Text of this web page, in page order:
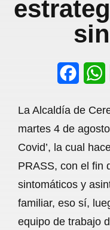
c
o
o
k
a
p
p
La Alcaldía de
martes 4 de
Covid’, la cual
PRASS, con el fin
sintomáticos y
familiar, eso sí,
equipo de trabajo